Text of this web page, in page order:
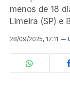
menos de 18
Limeira (SP) e
28/09/2025, 17:11